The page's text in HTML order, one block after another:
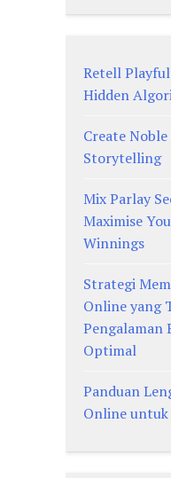
Retell Playful
Hidden
Create
Storytelling
Mix Parlay
Maximise
Winnings
Strategi
Online yang
Pengalaman
Optimal
Panduan
Online untuk